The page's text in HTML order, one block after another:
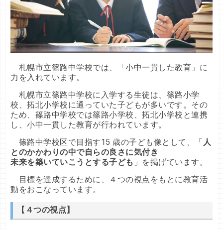
札幌市立篠路中学校では、「小中一貫した教育」に
力を入れています。
札幌市立篠路中学校に入学する生徒は、篠路小学
校、拓北小学校に通っていた子どもが多いです。その
ため、篠路中学校では篠路小学校、拓北小学校と連携
し、小中一貫した教育が行われています。
篠路中学校区で目指す15 歳の子ども像として、「 人
とのかかわりの中で自らの良さに気付き
未来を築いていこうとする子ども 」を掲げています。
目標を達成するために、４つの視点をもとに教育活
動をおこなっています。
【４つの視点】